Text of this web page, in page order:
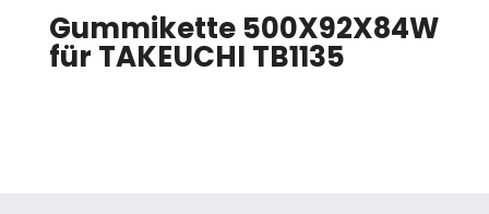
Gummikette 500X92X84W
für TAKEUCHI TB1135